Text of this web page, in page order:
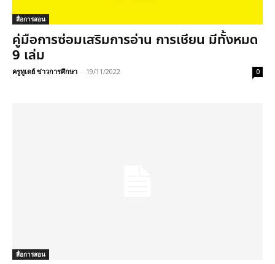
สื่อการสอน
คู่มือการซ่อมเสริมการอ่าน การเชียน มีทั้งหมด
9 เล่ม
ครูทูเดย์ ข่าวการศึกษา - 19/11/2022 0
สื่อการสอน